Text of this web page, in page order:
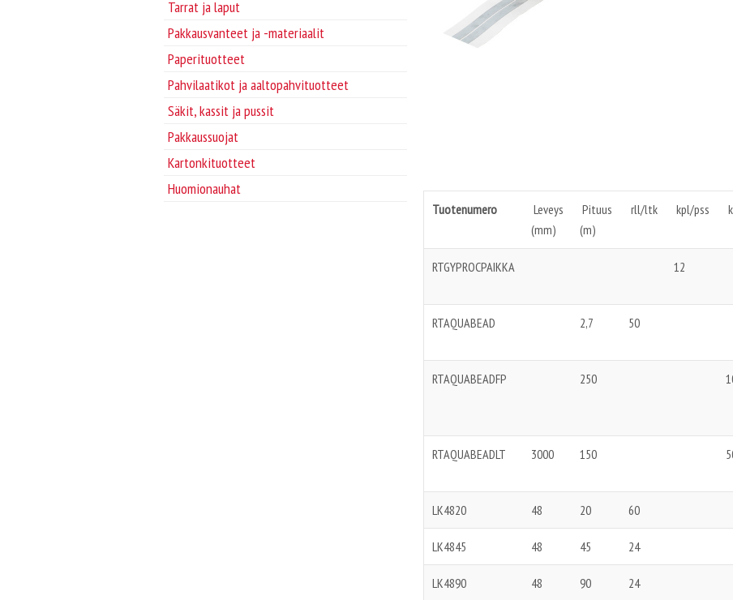
Tarrat ja laput
Pakkausvanteet ja -materiaalit
Paperituotteet
Pahvilaatikot ja aaltopahvituotteet
Säkit, kassit ja pussit
Pakkaussuojat
Kartonkituotteet
Huomionauhat
Tuotenumero
Leveys
(mm)
Pituus
(m)
rll/ltk kpl/pss
RTGYPROCPAIKKA 12
RTAQUABEAD 2,7 50
RTAQUABEADFP 250
RTAQUABEADLT 3000 150
LK4820 48 20 60
LK4845 48 45 24
LK4890 48 90 24